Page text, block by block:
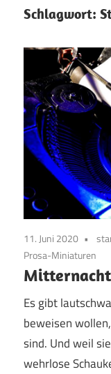
Schlagwort:
11. Juni 2020
Prosa-Miniaturen
Es gibt
beweisen
sind. Und weil
wehrlose